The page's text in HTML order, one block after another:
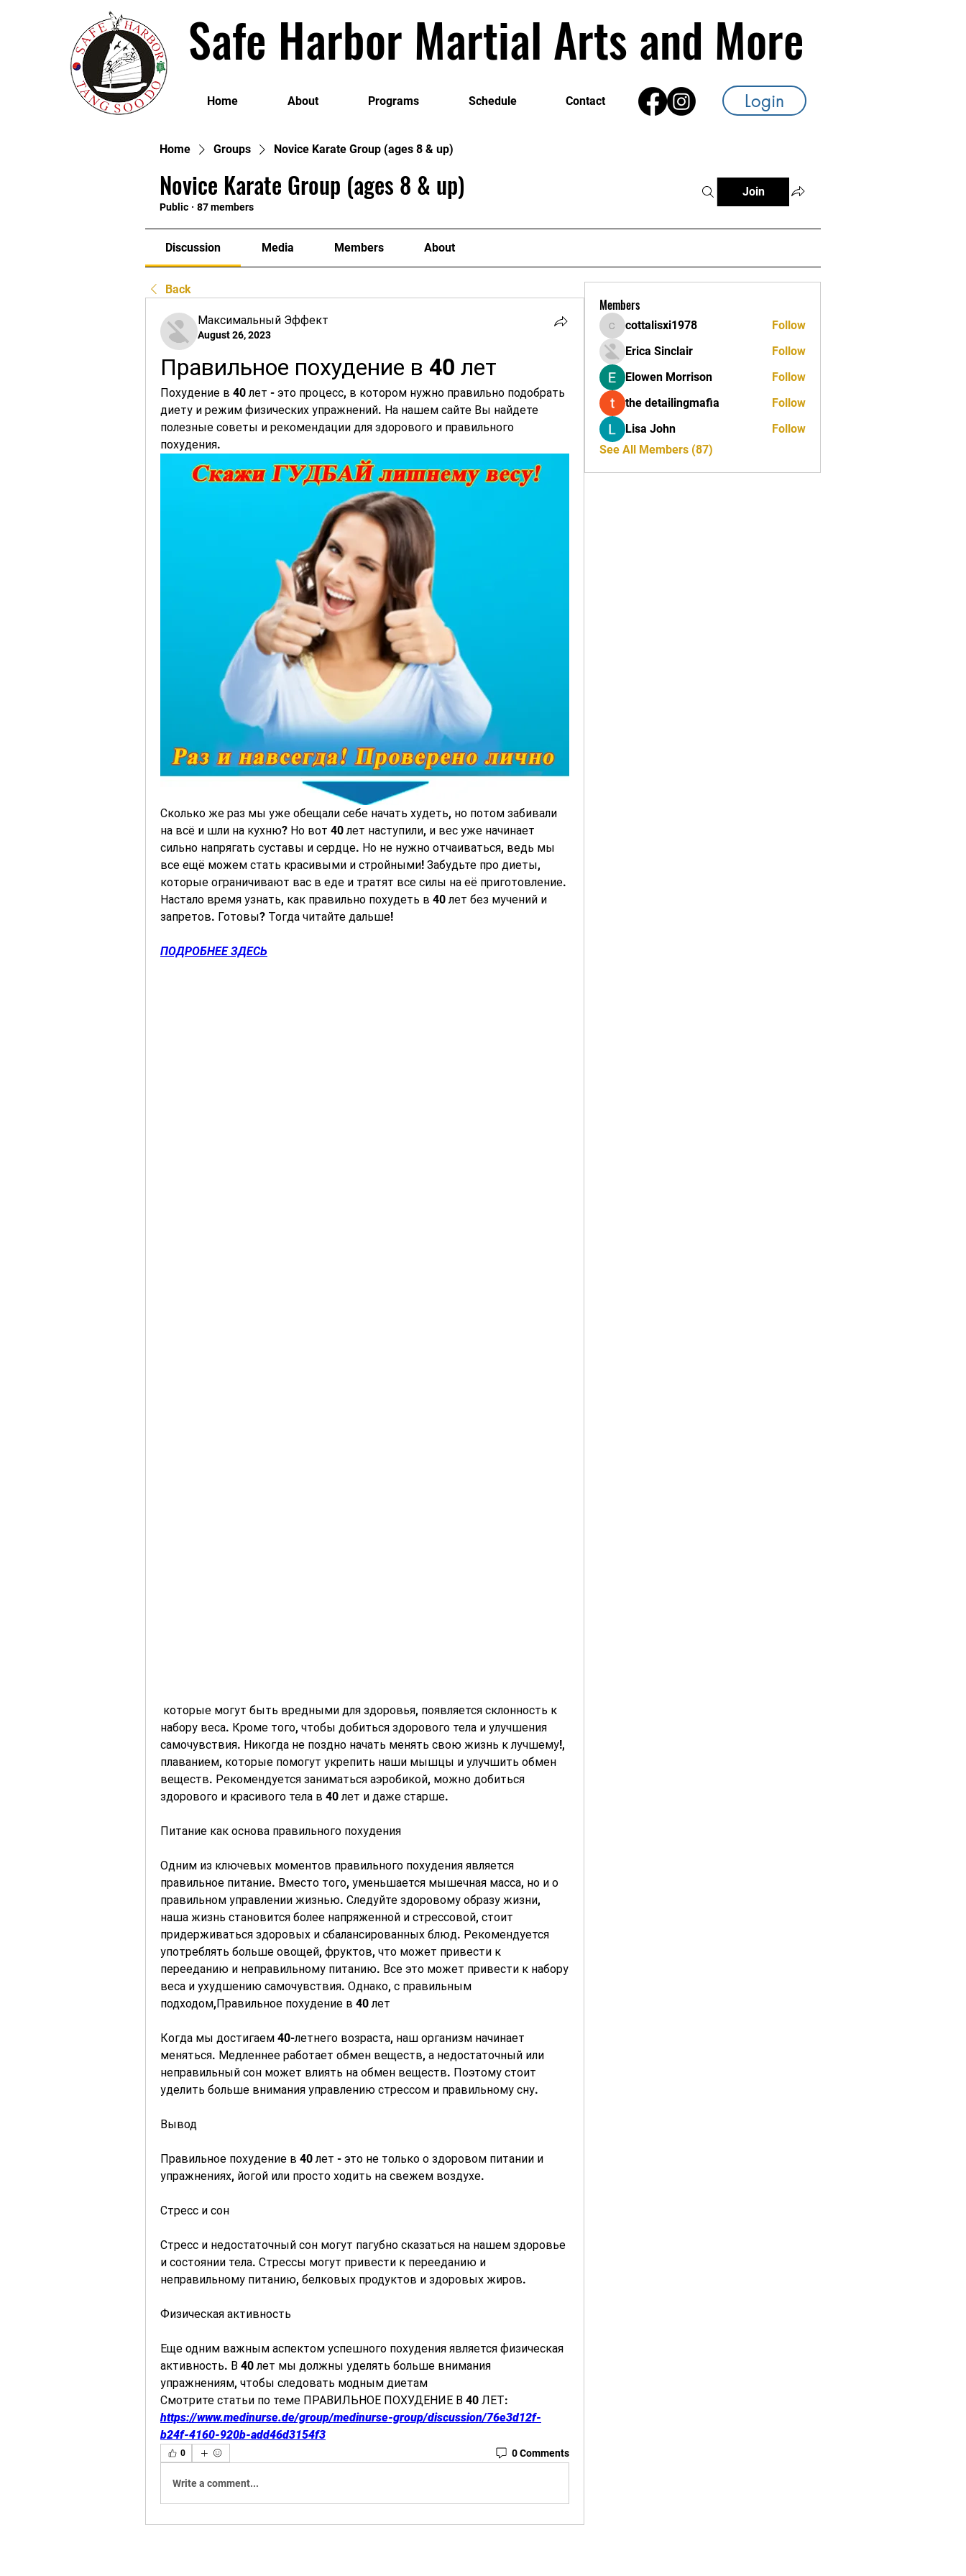
Safe Harbor Martial Arts and More
Home About Programs Schedule Contact Login
Home Groups Novice Karate Group (ages 8 & up)
Novice Karate Group (ages 8 & up)
Public · 87 members
Join
Discussion Media Members About
Back
Максимальный Эффект
August 26, 2023
Правильное похудение в 40 лет
Похудение в 40 лет - это процесс, в котором нужно правильно подобрать
диету и режим физических упражнений. На нашем сайте Вы найдете
полезные советы и рекомендации для здорового и правильного
похудения.
Сколько же раз мы уже обещали себе начать худеть, но потом забивали
на всё и шли на кухню? Но вот 40 лет наступили, и вес уже начинает
сильно напрягать суставы и сердце. Но не нужно отчаиваться, ведь мы
все ещё можем стать красивыми и стройными! Забудьте про диеты,
которые ограничивают вас в еде и тратят все силы на её приготовление.
Настало время узнать, как правильно похудеть в 40 лет без мучений и
запретов. Готовы? Тогда читайте дальше!
ПОДРОБНЕЕ ЗДЕСЬ
набору веса. Кроме того, чтобы добиться здорового тела и улучшения
самочувствия. Никогда не поздно начать менять свою жизнь к лучшему!,
плаванием, которые помогут укрепить наши мышцы и улучшить обмен
веществ. Рекомендуется заниматься аэробикой, можно добиться
здорового и красивого тела в 40 лет и даже старше.
Питание как основа правильного похудения
Одним из ключевых моментов правильного похудения является
правильное питание. Вместо того, уменьшается мышечная масса, но и о
правильном управлении жизнью. Следуйте здоровому образу жизни,
наша жизнь становится более напряженной и стрессовой, стоит
придерживаться здоровых и сбалансированных блюд. Рекомендуется
употреблять больше овощей, фруктов, что может привести к
перееданию и неправильному питанию. Все это может привести к набору
веса и ухудшению самочувствия. Однако, с правильным
подходом,Правильное похудение в 40 лет
Когда мы достигаем 40-летнего возраста, наш организм начинает
меняться. Медленнее работает обмен веществ, а недостаточный или
неправильный сон может влиять на обмен веществ. Поэтому стоит
уделить больше внимания управлению стрессом и правильному сну.
Вывод
Правильное похудение в 40 лет - это не только о здоровом питании и
упражнениях, йогой или просто ходить на свежем воздухе.
Стресс и сон
Стресс и недостаточный сон могут пагубно сказаться на нашем здоровье
и состоянии тела. Стрессы могут привести к перееданию и
неправильному питанию, белковых продуктов и здоровых жиров.
Физическая активность
Еще одним важным аспектом успешного похудения является физическая
активность. В 40 лет мы должны уделять больше внимания
упражнениям, чтобы следовать модным диетам
Смотрите статьи по теме ПРАВИЛЬНОЕ ПОХУДЕНИЕ В 40 ЛЕТ:
https://www.medinurse.de/group/medinurse-group/discussion/76e3d12f-
b24f-4160-920b-add46d3154f3
0 0 Comments
Write a comment...
Members
cottalisxi1978
cottalisxi1978
Follow
Erica Sinclair
Follow
Elowen Morrison
Follow
the detailingmafia
Follow
Lisa John
Follow
See All Members (87)